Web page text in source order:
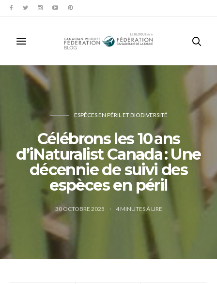
ESPÈCES EN PÉRIL ET BIODIVERSITÉ
Célébrons les 10 ans
d’iNaturalist Canada : Une
décennie de suivi des
espèces en péril
30 OCTOBRE 2025 4MINUTES À LIRE